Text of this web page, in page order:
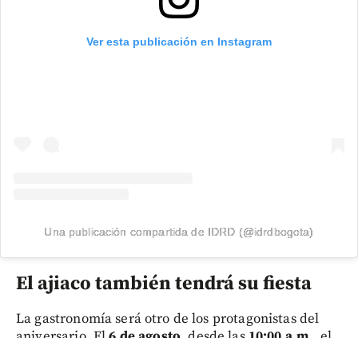
Ver esta publicación en Instagram
Una publicación compartida de IDRD (@idrdbogota)
El ajiaco también tendrá su fiesta
La gastronomía será otro de los protagonistas del